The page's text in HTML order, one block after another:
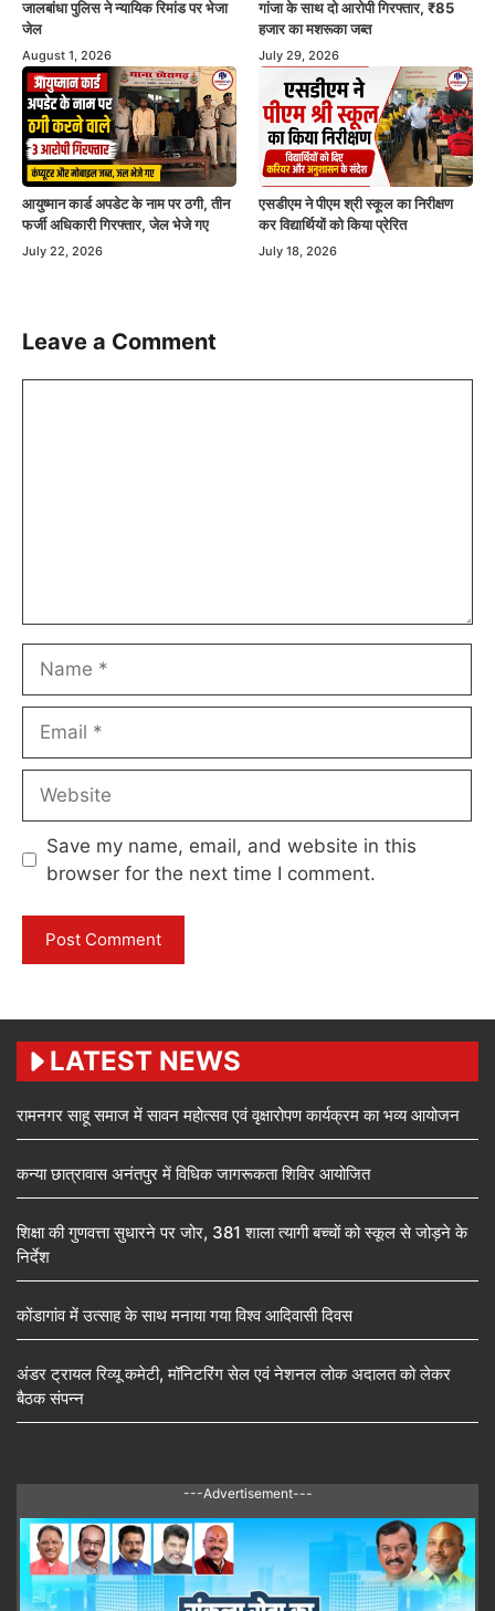
जालबांधा पुलिस ने न्यायिक रिमांड पर भेजा
जेल
August 1, 2026
गांजा के साथ दो आरोपी गिरफ्तार, ₹85
हजार का मशरूका जब्त
July 29, 2026
आयुष्मान कार्ड अपडेट के नाम पर ठगी, तीन
फर्जी अधिकारी गिरफ्तार, जेल भेजे गए
July 22, 2026
एसडीएम ने पीएम श्री स्कूल का निरीक्षण
कर विद्यार्थियों को किया प्रेरित
July 18, 2026
Leave a Comment
Save my name, email, and website in this
browser for the next time I comment.
LATEST NEWS
रामनगर साहू समाज में सावन महोत्सव एवं वृक्षारोपण कार्यक्रम का भव्य आयोजन
कन्या छात्रावास अनंतपुर में विधिक जागरूकता शिविर आयोजित
शिक्षा की गुणवत्ता सुधारने पर जोर, 381 शाला त्यागी बच्चों को स्कूल से जोड़ने के
निर्देश
कोंडागांव में उत्साह के साथ मनाया गया विश्व आदिवासी दिवस
अंडर ट्रायल रिव्यू कमेटी, मॉनिटरिंग सेल एवं नेशनल लोक अदालत को लेकर
बैठक संपन्न
---Advertisement---